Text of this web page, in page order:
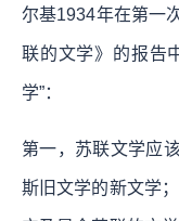
尔基1934年在第一
联的文学》的报告
学”：
第一，苏联文学应
斯旧文学的新文学